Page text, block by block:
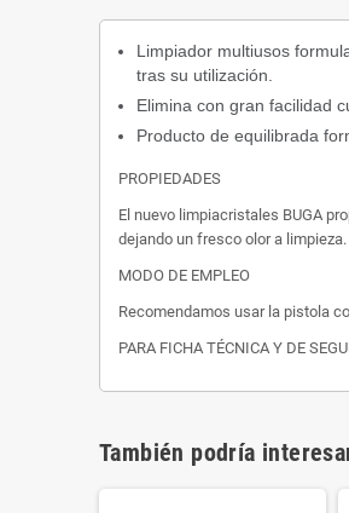
Limpiador multiusos
tras su utilización.
Elimina con gran facilidad
Producto de equilibrada
PROPIEDADES
El nuevo limpiacristales BUGA
dejando un fresco olor a
MODO DE EMPLEO
Recomendamos usar la pistola
PARA FICHA TÉCNICA Y DE
También podría